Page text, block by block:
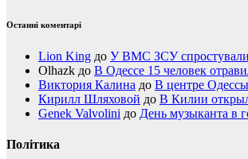
Останні коментарі
Lion King до У ВМС ЗСУ спростували
Olhazk до В Одессе 15 человек
Виктория Калина до В центре
Кирилл Шляховой до В Килии
Genek Valvolini до День музыканта в
Політика